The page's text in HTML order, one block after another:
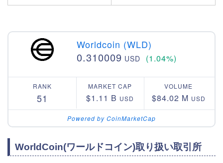
Worldcoin (WLD)
0.310009 USD (1.04%)
RANK
51
MARKET CAP
$1.11 B USD
VOLUME
$84.02 M USD
Powered by CoinMarketCap
WorldCoin(ワールドコイン)取り扱い取引所